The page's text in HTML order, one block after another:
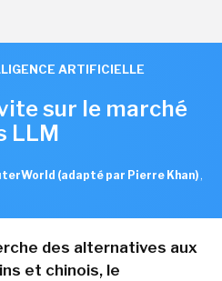
ARTIFICIELLE
sur le marché
LLM
(adapté par Pierre Khan) ,
des alternatives aux
et chinois, le